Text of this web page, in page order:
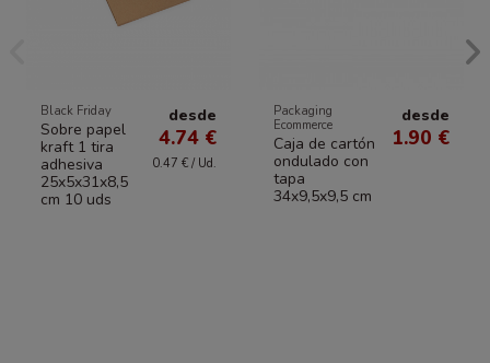
Black Friday
Sobre papel
kraft 1 tira
adhesiva
25x5x31x8,5
cm 10 uds
desde
4.74 €
0.47 € / Ud.
Packaging
Ecommerce
Caja de cartón
ondulado con
tapa
34x9,5x9,5 cm
desde
1.90 €